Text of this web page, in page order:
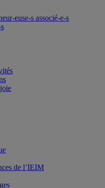
euse-s associé-e-s
de l’IEIM